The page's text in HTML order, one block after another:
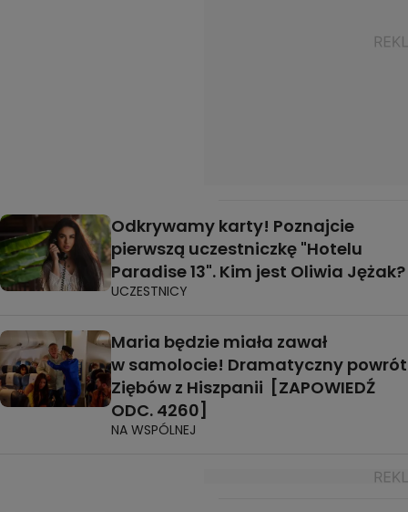
Odkrywamy karty! Poznajcie
pierwszą uczestniczkę "Hotelu
Paradise 13". Kim jest Oliwia Jężak?
UCZESTNICY
Maria będzie miała zawał
w samolocie! Dramatyczny powrót
Ziębów z Hiszpanii [ZAPOWIEDŹ
ODC. 4260]
NA WSPÓLNEJ